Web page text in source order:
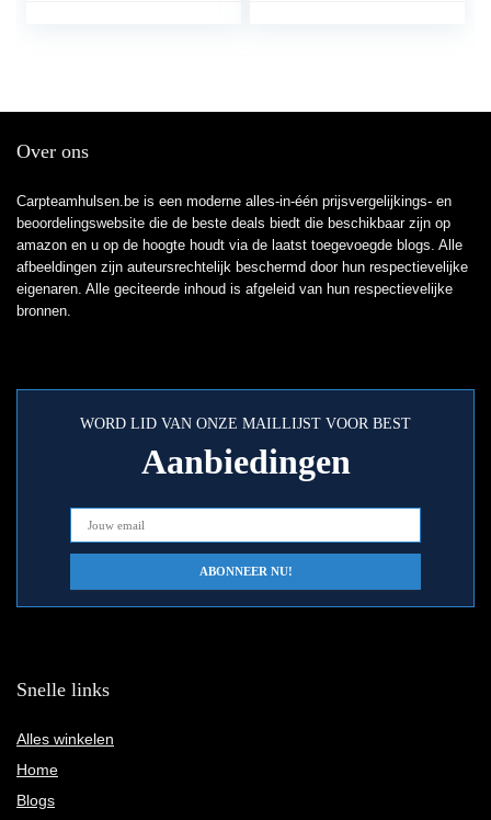
Over ons
Carpteamhulsen.be is een moderne alles-in-één prijsvergelijkings- en
beoordelingswebsite die de beste deals biedt die beschikbaar zijn op
amazon en u op de hoogte houdt via de laatst toegevoegde blogs. Alle
afbeeldingen zijn auteursrechtelijk beschermd door hun respectievelijke
eigenaren. Alle geciteerde inhoud is afgeleid van hun respectievelijke
bronnen.
WORD LID VAN ONZE MAILLIJST VOOR BEST
Aanbiedingen
Snelle links
Alles winkelen
Home
Blogs